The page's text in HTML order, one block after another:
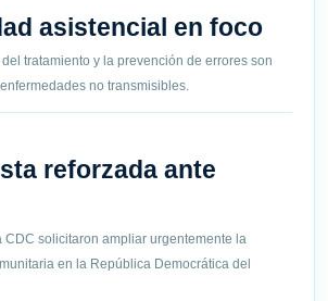
asistencial en foco
tratamiento y la prevención de errores son
no transmisibles.
reforzada ante
CDC solicitaron ampliar urgentemente la
en la República Democrática del